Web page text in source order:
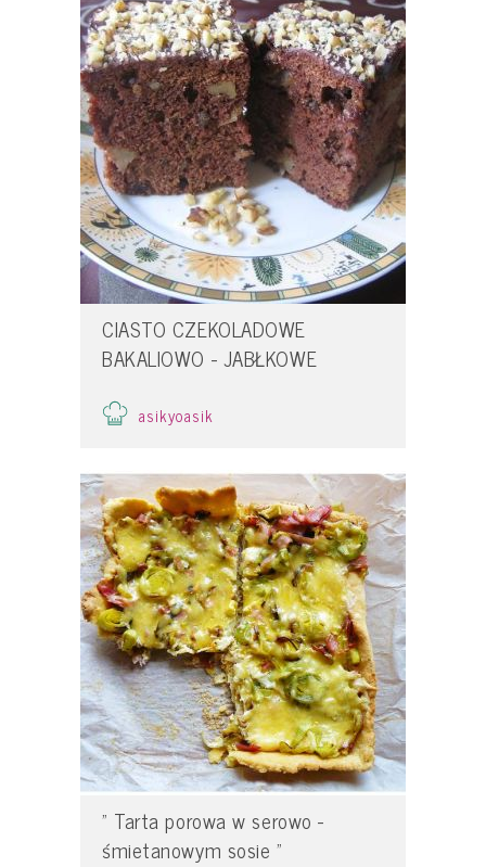
CIASTO CZEKOLADOWE
BAKALIOWO - JABŁKOWE
asikyoasik
" Tarta porowa w serowo -
śmietanowym sosie "